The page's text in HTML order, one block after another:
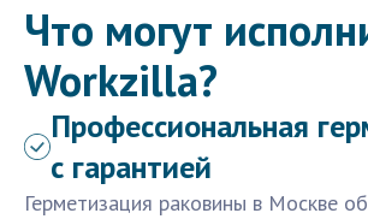
Что могут
Workzilla?
Профессиональная
с гарантией
Герметизация раковины в Москве